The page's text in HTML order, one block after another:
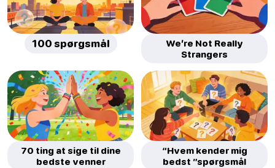
100 spørgsmål
We’re Not Really
Strangers
70 ting at sige til dine
bedste venner
“Hvem kender mig
bedst ”spørgsmål